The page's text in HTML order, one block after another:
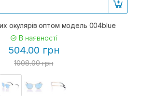
окулярів оптом модель 004blue
В наявності
504.00 грн
1008.00 грн